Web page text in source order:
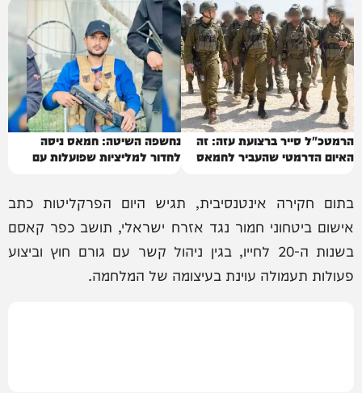
הרמטכ"ל סייר ברצועת עזה: זה
האיום הדרמטי שהעביר לחמאס
נחשפה השיטה: חמאס ניסה
לחדור למליציות שפועלות עם
בתום חקירה אינטנסיבית, תגיש היום הפרקליטות כתב
אישום ביטחוני חמור נגד אזרח ישראלי, תושב כפר קאסם
בשנות ה-20 לחייו, בגין ניהול קשר עם גורם חוץ וביצוע
פעולות תעמולה עוינת בעיצומה של המלחמה.